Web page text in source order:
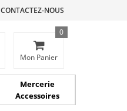
CONTACTEZ-NOUS
Mon Panier
0
Mercerie
Accessoires